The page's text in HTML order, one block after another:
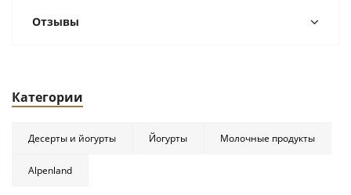
Отзывы
Категории
Десерты и йогурты Йогурты Молочные продукты
Alpenland